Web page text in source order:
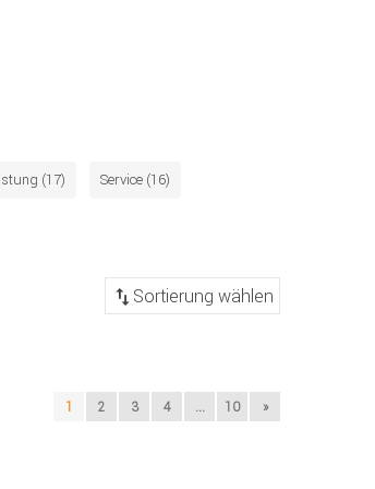
(17) Service (16)
1 2 3 4 ... 10 »